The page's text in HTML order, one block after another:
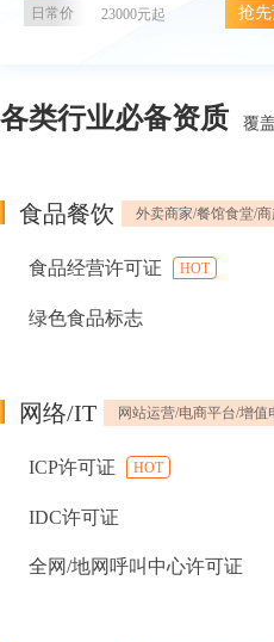
日常价 23000元起 抢
各类行业必备资质 覆
食品餐饮 外卖商家/餐馆食堂/
食品经营许可证 HOT
绿色食品标志
网络/IT 网站运营/电商平台/增值
ICP许可证 HOT
IDC许可证
全网/地网呼叫中心许可证